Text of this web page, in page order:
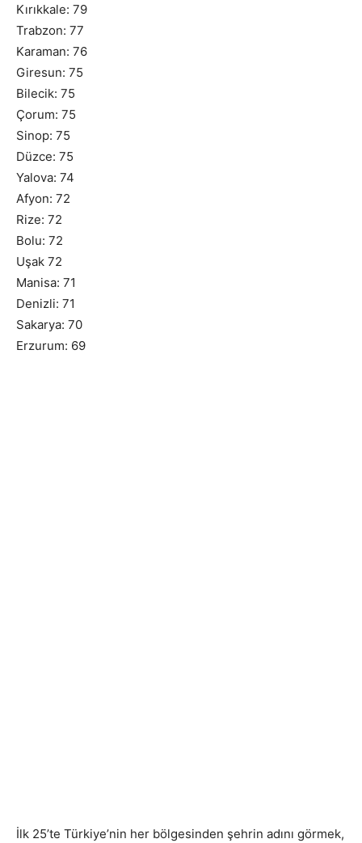
Kırıkkale: 79
Trabzon: 77
Karaman: 76
Giresun: 75
Bilecik: 75
Çorum: 75
Sinop: 75
Düzce: 75
Yalova: 74
Afyon: 72
Rize: 72
Bolu: 72
Uşak 72
Manisa: 71
Denizli: 71
Sakarya: 70
Erzurum: 69
İlk 25’te Türkiye’nin her bölgesinden şehrin adını görmek,